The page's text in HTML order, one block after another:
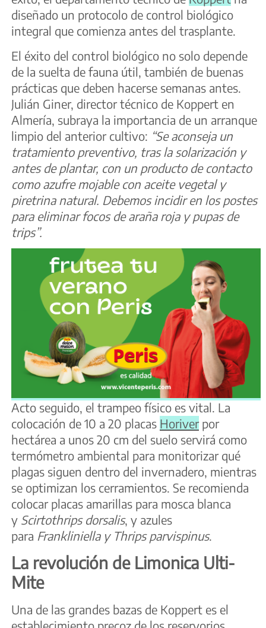
diseñado un protocolo de control biológico
integral que comienza antes del trasplante.
El éxito del control biológico no solo depende
de la suelta de fauna útil, también de buenas
prácticas que deben hacerse semanas antes.
Julián Giner, director técnico de Koppert en
Almería, subraya la importancia de un arranque
limpio del anterior cultivo: “Se aconseja un
tratamiento preventivo, tras la solarización y
antes de plantar, con un producto de contacto
como azufre mojable con aceite vegetal y
piretrina natural. Debemos incidir en los postes
para eliminar focos de araña roja y pupas de
trips”.
Acto seguido, el trampeo físico es vital. La
colocación de 10 a 20 placas Horiverpor
hectárea a unos 20 cm del suelo servirá como
termómetro ambiental para monitorizar qué
plagas siguen dentro del invernadero, mientras
se optimizan los cerramientos. Se recomienda
colocar placas amarillas para mosca blanca
y Scirtothrips dorsalis, y azules
para Frankliniella y Thrips parvispinus.
La revolución de Limonica Ulti-
Mite
Una de las grandes bazas de Koppert es el